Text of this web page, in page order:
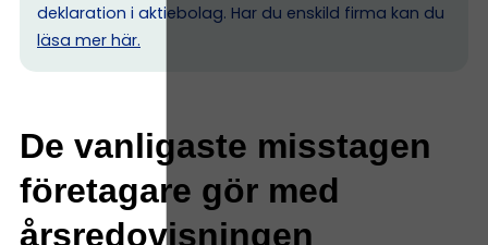
deklaration i aktiebolag. Har du enskild firma kan du
läsa mer här.
De vanligaste misstagen
företagare gör med
årsredovisningen